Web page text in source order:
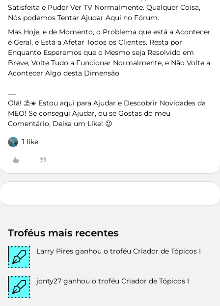
Satisfeita e Puder Ver TV Normalmente. Qualquer Coisa,
Nós podemos Tentar Ajudar Aqui no Fórum.
Mas Hoje, e de Momento, o Problema que está a Acontecer
é Geral, e Está a Afetar Todos os Clientes. Resta por
Enquanto Esperemos que o Mesmo seja Resolvido em
Breve, Volte Tudo a Funcionar Normalmente, e Não Volte a
Acontecer Algo desta Dimensão.
Olá! ⛱️☀️ Estou aqui para Ajudar e Descobrir Novidades da
MEO! Se consegui Ajudar, ou se Gostas do meu
Comentário, Deixa um Like! 😉
1 like
Troféus mais recentes
Larry Pires ganhou o troféu Criador de Tópicos I
jonty27 ganhou o troféu Criador de Tópicos I